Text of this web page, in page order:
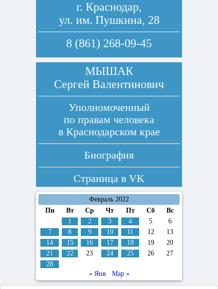
г. Краснодар,
ул. им. Пушкина, 28
8 (861) 268-09-45
МЫШАК
Сергей Валентинович
Уполномоченный
по правам человека
в Краснодарском крае
Биография
Страница в VK
Февраль 2022
Пн
Вт Ср Чт Пт Сб
Вс
1
2 3 4 5
6
7
8 9 10 11 12
13
14
15 16 17 18 19
20
21
22 23 24 25 26
27
28
« Янв
Мар »